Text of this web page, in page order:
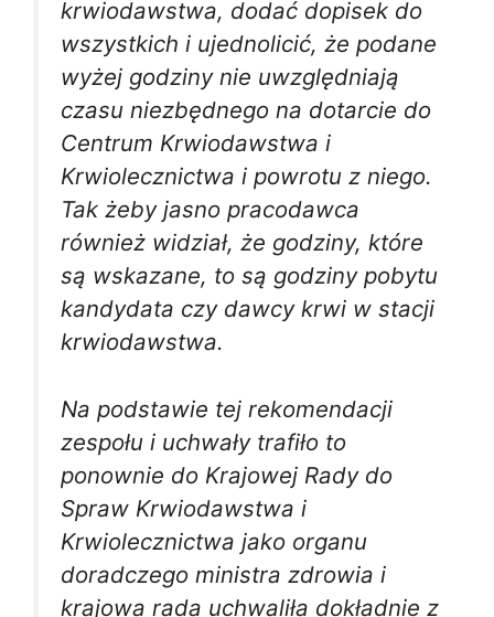
krwiodawstwa, dodać dopisek do
wszystkich i ujednolicić, że podane
wyżej godziny nie uwzględniają
czasu niezbędnego na dotarcie do
Centrum Krwiodawstwa i
Krwiolecznictwa i powrotu z niego.
Tak żeby jasno pracodawca
również widział, że godziny, które
są wskazane, to są godziny pobytu
kandydata czy dawcy krwi w stacji
krwiodawstwa.
Na podstawie tej rekomendacji
zespołu i uchwały trafiło to
ponownie do Krajowej Rady do
Spraw Krwiodawstwa i
Krwiolecznictwa jako organu
doradczego ministra zdrowia i
krajowa rada uchwaliła dokładnie z